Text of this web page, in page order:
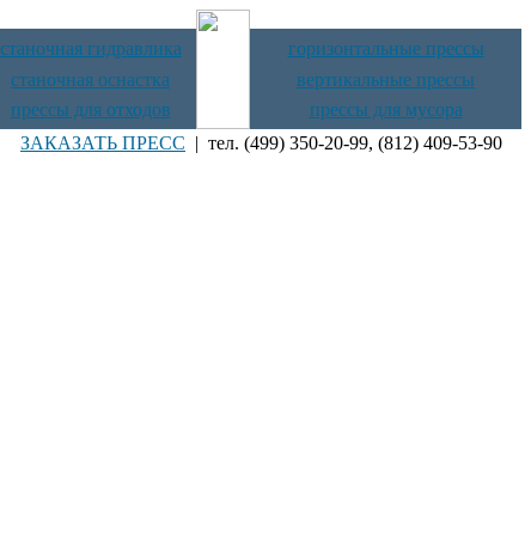
станочная гидравлика
горизонтальные прессы
станочная оснастка
вертикальные прессы
прессы для отходов
прессы для мусора
ЗАКАЗАТЬ ПРЕСС | тел. (499) 350-20-99, (812) 409-53-90